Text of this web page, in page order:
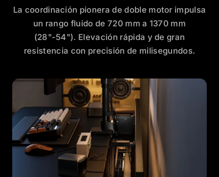
La coordinación pionera de doble motor impulsa
un rango fluido de 720 mm a 1370 mm
(28"-54"). Elevación rápida y de gran
resistencia con precisión de milisegundos.